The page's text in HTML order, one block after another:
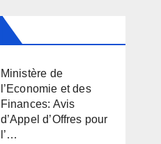
Ministère de
l’Economie et des
Finances: Avis
d’Appel d’Offres pour
l’…